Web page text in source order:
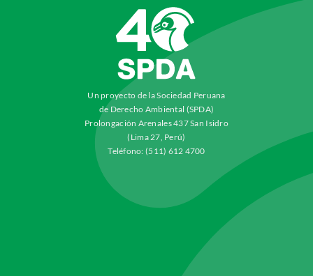
Un proyecto de la Sociedad Peruana
de Derecho Ambiental (SPDA)
Prolongación Arenales 437 San Isidro
(Lima 27, Perú)
Teléfono: (511) 612 4700